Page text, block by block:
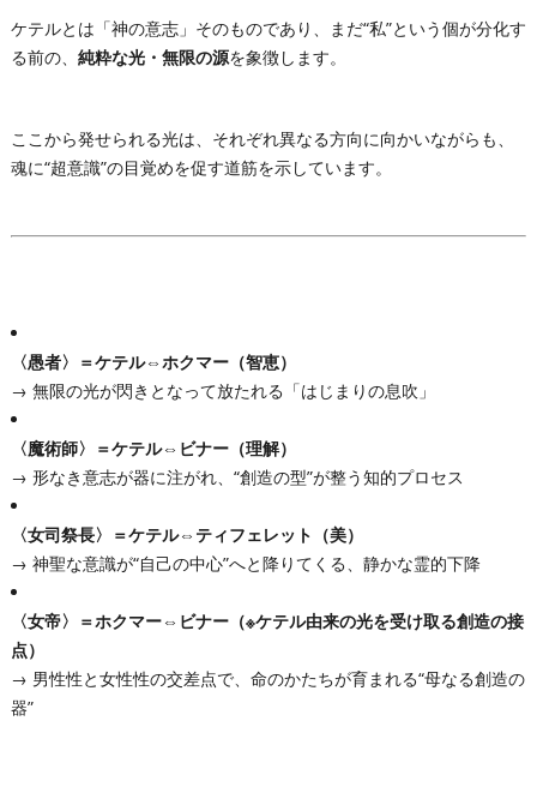
ケテルとは「神の意志」そのものであり、まだ“私”という個が分化す
る前の、 純粋な光・無限の源を象徴します。
ここから発せられる光は、それぞれ異なる方向に向かいながらも、
魂に“超意識”の目覚めを促す道筋を示しています。
〈愚者〉＝ケテル⇔ホクマー（智恵）
→ 無限の光が閃きとなって放たれる「はじまりの息吹」
〈魔術師〉＝ケテル⇔ビナー（理解）
→ 形なき意志が器に注がれ、“創造の型”が整う知的プロセス
〈女司祭長〉＝ケテル⇔ティフェレット（美）
→ 神聖な意識が“自己の中心”へと降りてくる、静かな霊的下降
〈女帝〉＝ホクマー⇔ビナー（※ケテル由来の光を受け取る創造の接
点）
→ 男性性と女性性の交差点で、命のかたちが育まれる“母なる創造の
器”